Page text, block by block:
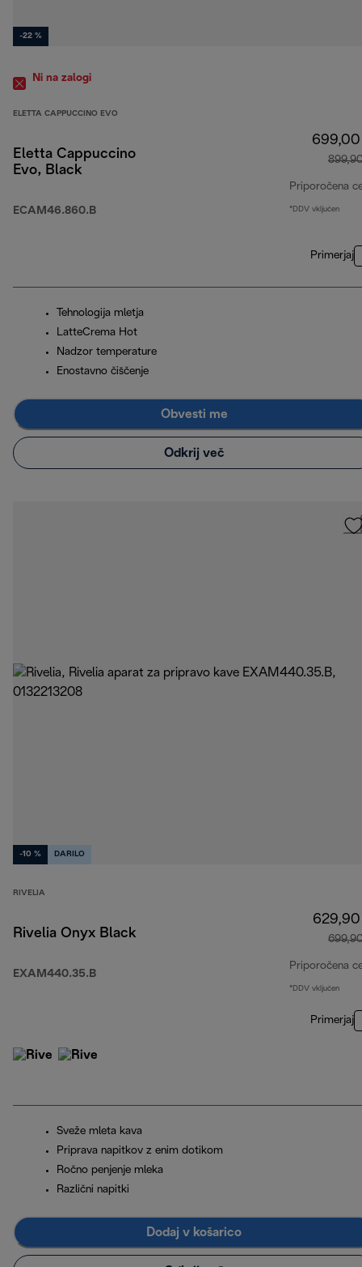
-22 %
Ni na zalogi
ELETTA CAPPUCCINO EVO
Eletta Cappuccino
Evo, Black
ECAM46.860.B
Priporočena
*DDV vključen
Primerjaj
Tehnologija mletja
LatteCrema Hot
Nadzor temperature
Enostavno čiščenje
Obvesti me
Odkrij več
-10 % DARILO
RIVELIA
Rivelia Onyx Black
EXAM440.35.B
Priporočena
*DDV vključen
Primerjaj
Sveže mleta kava
Priprava napitkov z enim dotikom
Ročno penjenje mleka
Različni napitki
Dodaj v košarico